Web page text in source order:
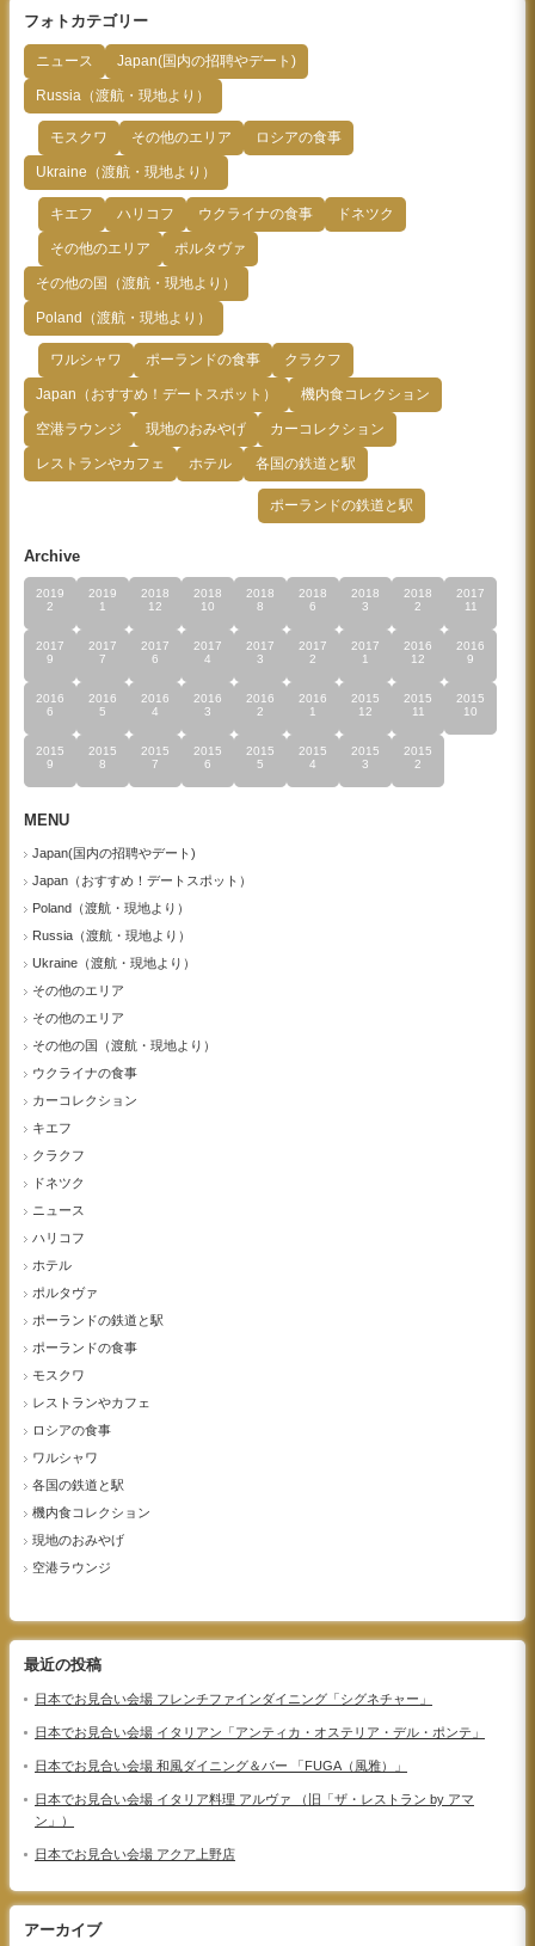
フォトカテゴリー
ニュース Japan(国内の招聘やデート)
Russia（渡航・現地より）
モスクワ その他のエリア ロシアの食事
Ukraine（渡航・現地より）
キエフ ハリコフ ウクライナの食事 ドネツク
その他のエリア ポルタヴァ
その他の国（渡航・現地より）
Poland（渡航・現地より）
ワルシャワ ポーランドの食事 クラクフ
Japan（おすすめ！デートスポット） 機内食コレクション
空港ラウンジ 現地のおみやげ カーコレクション
レストランやカフェ ホテル 各国の鉄道と駅
ポーランドの鉄道と駅
Archive
2019
2
2019
1
2018
12
2018
10
2018
8
2018
6
2018
3
2018
2
2017
11
2017
9
2017
7
2017
6
2017
4
2017
3
2017
2
2017
1
2016
12
2016
9
2016
6
2016
5
2016
4
2016
3
2016
2
2016
1
2015
12
2015
11
2015
10
2015
9
2015
8
2015
7
2015
6
2015
5
2015
4
2015
3
2015
2
MENU
Japan(国内の招聘やデート)
Japan（おすすめ！デートスポット）
Poland（渡航・現地より）
Russia（渡航・現地より）
Ukraine（渡航・現地より）
その他のエリア
その他のエリア
その他の国（渡航・現地より）
ウクライナの食事
カーコレクション
キエフ
クラクフ
ドネツク
ニュース
ハリコフ
ホテル
ポルタヴァ
ポーランドの鉄道と駅
ポーランドの食事
モスクワ
レストランやカフェ
ロシアの食事
ワルシャワ
各国の鉄道と駅
機内食コレクション
現地のおみやげ
空港ラウンジ
最近の投稿
日本でお見合い会場 フレンチファインダイニング「シグネチャー」
日本でお見合い会場 イタリアン「アンティカ・オステリア・デル・ポンテ」
日本でお見合い会場 和風ダイニング＆バー 「FUGA（風雅）」
日本でお見合い会場 イタリア料理 アルヴァ （旧「ザ・レストラン by アマ
ン」）
日本でお見合い会場 アクア上野店
アーカイブ